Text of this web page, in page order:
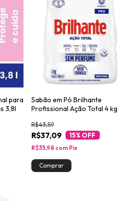
para
3,8l
Sabão em Pó Brilhante
Profissional Ação Total 4 kg
R$37,09
R$43,59
15% OFF
R$35,98 com Pix